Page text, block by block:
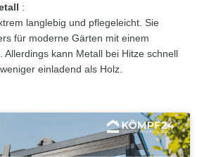
:
langlebig und pflegeleicht. Sie
für moderne Gärten mit einem
Allerdings kann Metall bei Hitze schnell
einladend als Holz.